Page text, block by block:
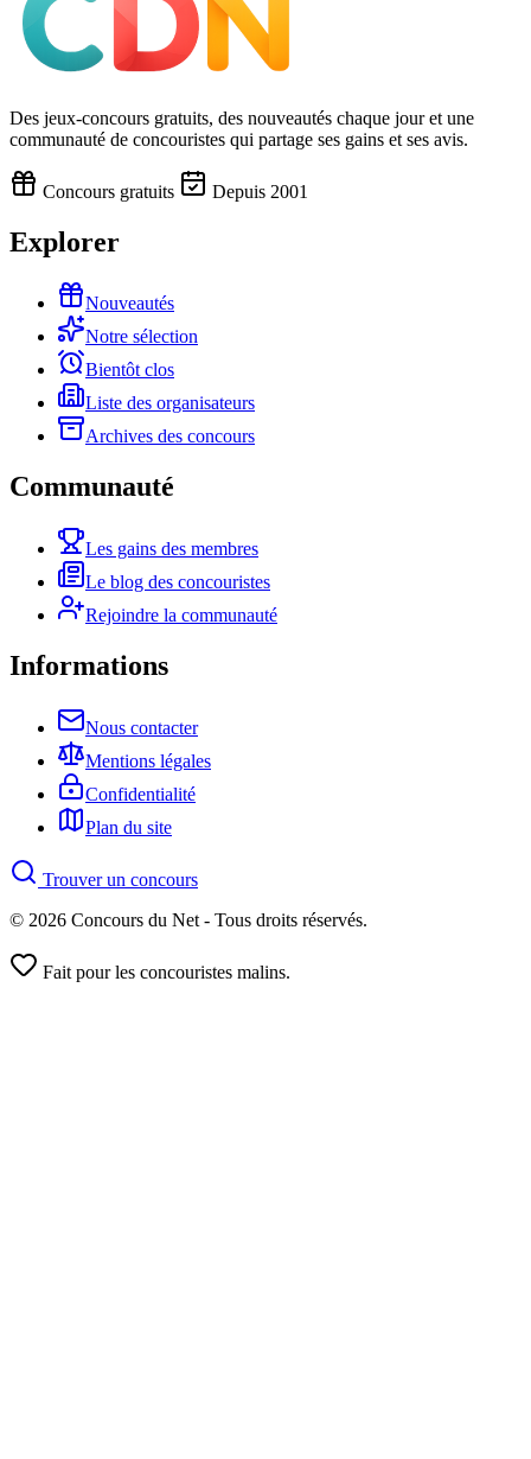
Des jeux-concours gratuits, des nouveautés chaque jour et une
communauté de concouristes qui partage ses gains et ses avis.
Concours gratuits Depuis 2001
Explorer
Nouveautés
Notre sélection
Bientôt clos
Liste des organisateurs
Archives des concours
Communauté
Les gains des membres
Le blog des concouristes
Rejoindre la communauté
Informations
Nous contacter
Mentions légales
Confidentialité
Plan du site
Trouver un concours
© 2026 Concours du Net - Tous droits réservés.
Fait pour les concouristes malins.